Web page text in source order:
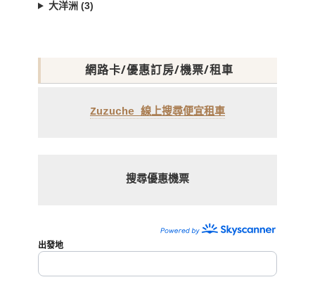
大洋洲 (3)
網路卡/優惠訂房/機票/租車
Zuzuche 線上搜尋便宜租車
搜尋優惠機票